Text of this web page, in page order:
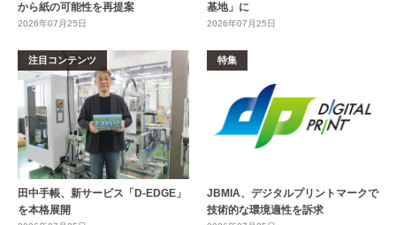
から紙の可能性を再提案
2026年07月25日
基地」に
2026年07月25日
注目コンテンツ
田中手帳、新サービス「D-EDGE」
を本格展開
特集
JBMIA、デジタルプリントマークで
技術的な環境適性を訴求